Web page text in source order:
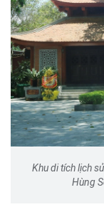
Khu di tích lịch
Hùng